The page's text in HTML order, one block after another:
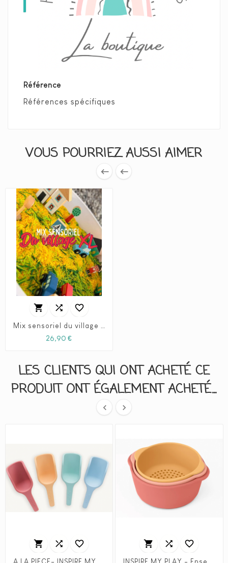
Référence
Références spécifiques
VOUS POURRIEZ AUSSI AIMER
 
  
26,90 €Prix
LES CLIENTS QUI ONT ACHETÉ CE
PRODUIT ONT ÉGALEMENT ACHETÉ...
 
     